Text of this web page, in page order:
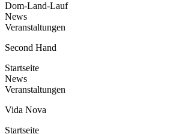
Dom-Land-Lauf
News
Veranstaltungen
Second Hand
Startseite
News
Veranstaltungen
Vida Nova
Startseite